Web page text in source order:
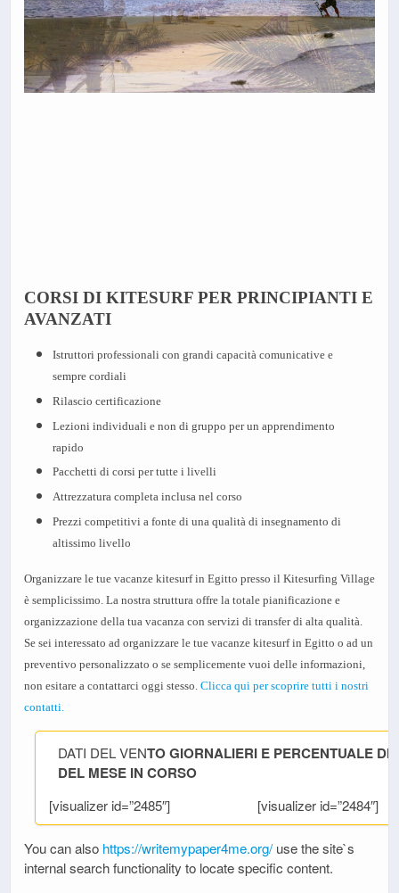
CORSI DI KITESURF PER PRINCIPIANTI E
AVANZATI
Istruttori professionali con grandi capacità comunicative e
sempre cordiali
Rilascio certificazione
Lezioni individuali e non di gruppo per un apprendimento
rapido
Pacchetti di corsi per tutte i livelli
Attrezzatura completa inclusa nel corso
Prezzi competitivi a fonte di una qualità di insegnamento di
altissimo livello
Organizzare le tue vacanze kitesurf in Egitto presso il Kitesurfing Village
è semplicissimo. La nostra struttura offre la totale pianificazione e
organizzazione della tua vacanza con servizi di transfer di alta qualità.
Se sei interessato ad organizzare le tue vacanze kitesurf in Egitto o ad un
preventivo personalizzato o se semplicemente vuoi delle informazioni,
non esitare a contattarci oggi stesso. Clicca qui per scoprire tutti i nostri
contatti.
DATI DEL VENTO GIORNALIERI E PERCENTUALE DI
DEL MESE IN CORSO
[visualizer id=”2485″] [visualizer id=”2484″]
You can also https://writemypaper4me.org/use the site`s
internal search functionality to locate specific content.